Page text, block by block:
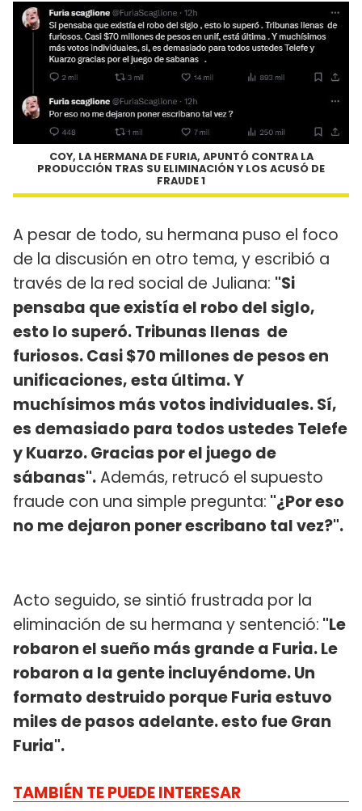
COY, LA HERMANA DE FURIA, APUNTÓ CONTRA LA
PRODUCCIÓN TRAS SU ELIMINACIÓN Y LOS ACUSÓ DE
FRAUDE 1
A pesar de todo, su hermana puso el foco
de la discusión en otro tema, y escribió a
través de la red social de Juliana: "Si
pensaba que existía el robo del siglo,
esto lo superó. Tribunas llenas de
furiosos. Casi $70 millones de pesos en
unificaciones, esta última. Y
muchísimos más votos individuales. Sí,
es demasiado para todos ustedes Telefe
y Kuarzo. Gracias por el juego de
sábanas".Además, retrucó el supuesto
fraude con una simple pregunta: "¿Por eso
no me dejaron poner escribano tal vez?".
Acto seguido, se sintió frustrada por la
eliminación de su hermana y sentenció: "Le
robaron el sueño más grande a Furia. Le
robaron a la gente incluyéndome. Un
formato destruido porque Furia estuvo
miles de pasos adelante. esto fue Gran
Furia".
TAMBIÉN TE PUEDE INTERESAR